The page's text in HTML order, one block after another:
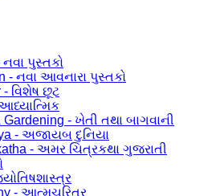
નવા પુસ્તકો
- નવા આવનારા પુસ્તકો
- વિશેષ છૂટ
- ખેતી તથા બાગવાની
- અજાયબ દુનિયા
- અમર ચિત્રકથા ગુજરાતી
- આત્મચરિત્ર